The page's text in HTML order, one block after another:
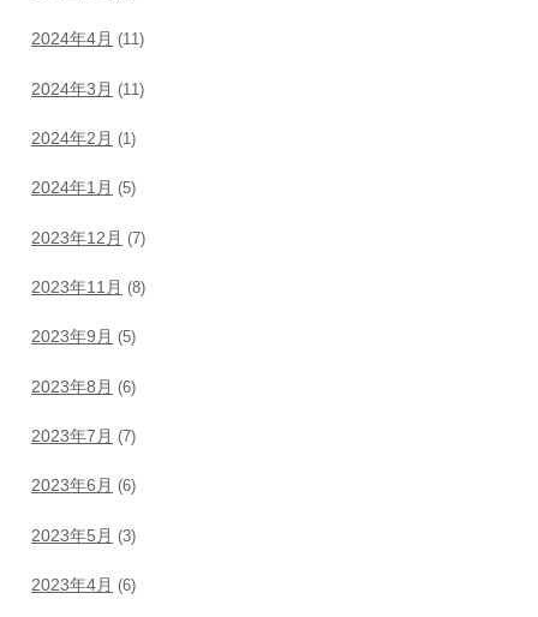
2024年4月 (11)
2024年3月 (11)
2024年2月 (1)
2024年1月 (5)
2023年12月 (7)
2023年11月 (8)
2023年9月 (5)
2023年8月 (6)
2023年7月 (7)
2023年6月 (6)
2023年5月 (3)
2023年4月 (6)